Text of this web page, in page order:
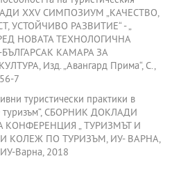
XXV СИМПОЗИУМ „КАЧЕСТВО,
УСТОЙЧИВО РАЗВИТИЕ“ - „
НОВАТА ТЕХНОЛОГИЧНА
КАМАРА ЗА
Изд. „Авангард Прима“, С.,
7
туристически практики в
туризъм“, СБОРНИК ДОКЛАДИ
„ ТУРИЗМЪТ И
КОЛЕЖ ПО ТУРИЗЪМ, ИУ- ВАРНА,
Варна, 2018